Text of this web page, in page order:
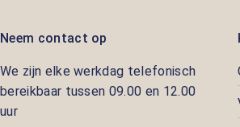
Neem contact op
We zijn elke werkdag telefonisch
bereikbaar tussen 09.00 en 12.00
uur